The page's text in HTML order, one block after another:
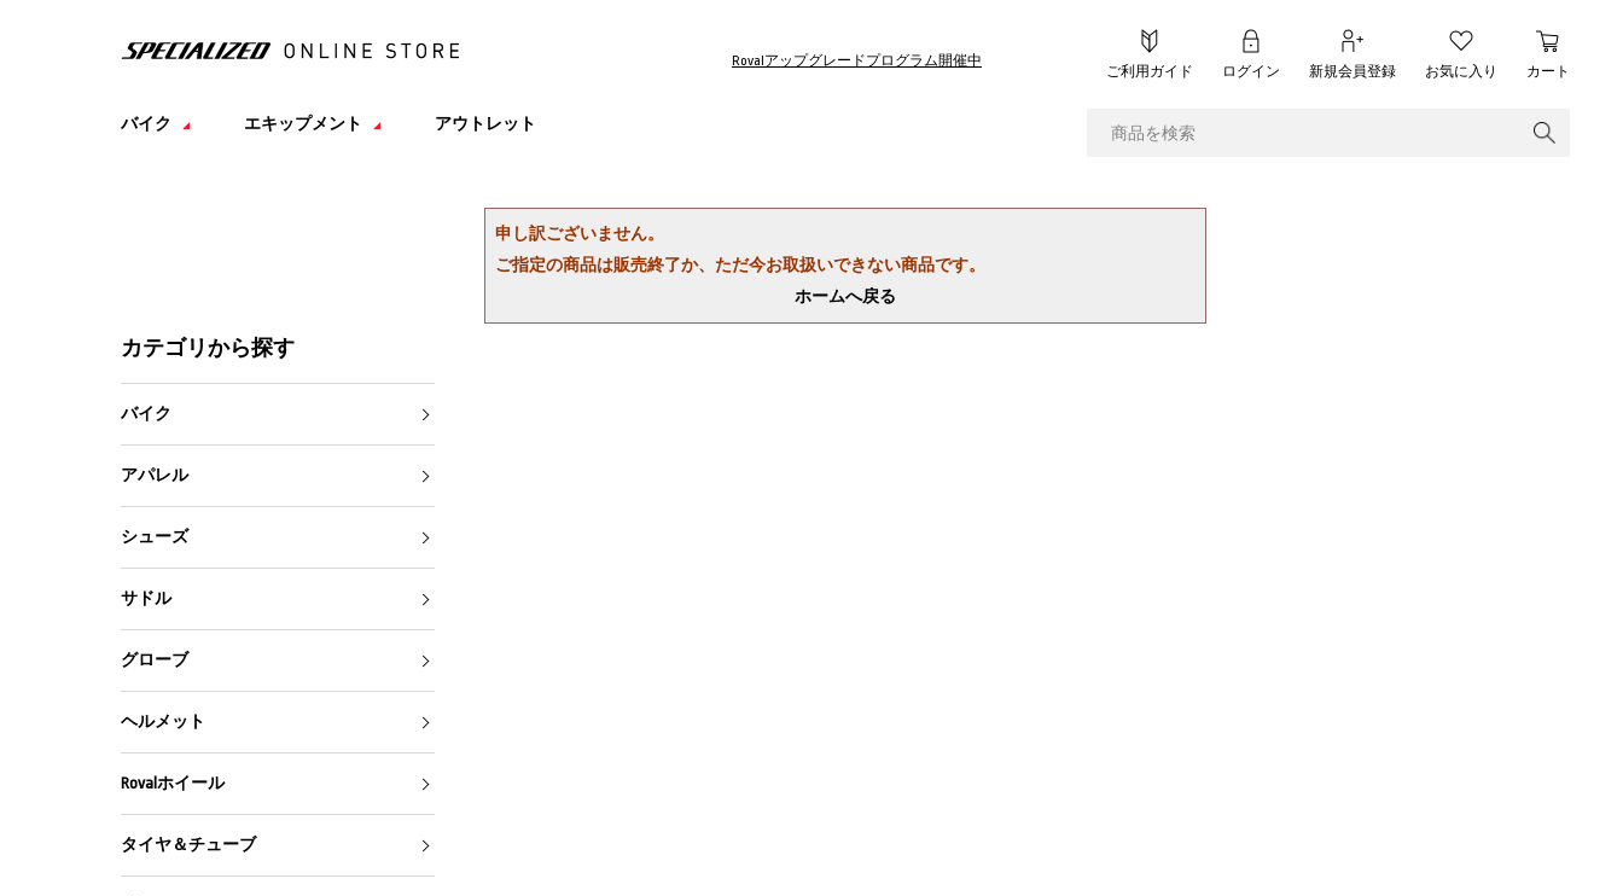
Rovalアップグレードプログラム開催中
ご利用ガイド ログイン 新規会員登録 お気に入り カート
バイク エキップメント アウトレット
申し訳ございません。
ご指定の商品は販売終了か、ただ今お取扱いできない商品です。
ホームへ戻る
カテゴリから探す
バイク
アパレル
シューズ
サドル
グローブ
ヘルメット
Rovalホイール
タイヤ＆チューブ